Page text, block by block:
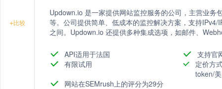
+比较
Updown.io 是一家提供网站监控服务的公司，主营业务
等。公司提供简单、低成本的监控解决方案，支持
之间。Updown.io 还提供多种集成选项，如邮件、
API适用于法国
支持官
有限试用
定价方
token/
网站在SEMrush上的评分为29分